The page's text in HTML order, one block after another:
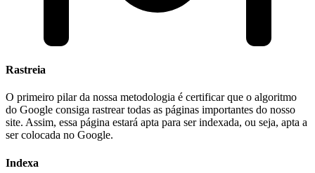
Rastreia
O primeiro pilar da nossa metodologia é certificar que o algoritmo
do Google consiga rastrear todas as páginas importantes do nosso
site. Assim, essa página estará apta para ser indexada, ou seja, apta a
ser colocada no Google.
Indexa